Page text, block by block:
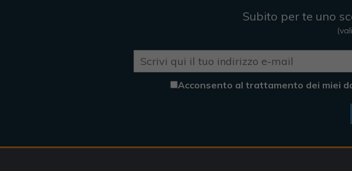
Subito per te uno
Acconsento al trattamento dei miei